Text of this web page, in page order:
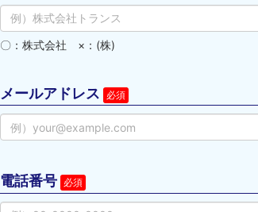
〇：株式会社　×：(株)
メールアドレス
電話番号